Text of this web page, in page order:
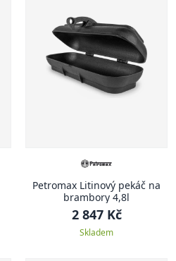
Petromax Litinový pekáč na
brambory 4,8l
2 847 Kč
Skladem